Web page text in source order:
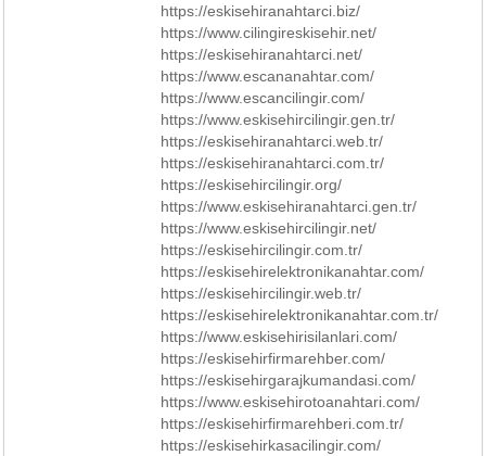
https://eskisehiranahtarci.biz/
https://www.cilingireskisehir.net/
https://eskisehiranahtarci.net/
https://www.escananahtar.com/
https://www.escancilingir.com/
https://www.eskisehircilingir.gen.tr/
https://eskisehiranahtarci.web.tr/
https://eskisehiranahtarci.com.tr/
https://eskisehircilingir.org/
https://www.eskisehiranahtarci.gen.tr/
https://www.eskisehircilingir.net/
https://eskisehircilingir.com.tr/
https://eskisehirelektronikanahtar.com/
https://eskisehircilingir.web.tr/
https://eskisehirelektronikanahtar.com.tr/
https://www.eskisehirisilanlari.com/
https://eskisehirfirmarehber.com/
https://eskisehirgarajkumandasi.com/
https://www.eskisehirotoanahtari.com/
https://eskisehirfirmarehberi.com.tr/
https://eskisehirkasacilingir.com/